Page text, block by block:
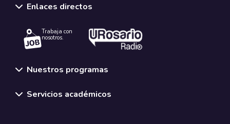
Enlaces directos
Trabaja con
nosotros.
Nuestros programas
Servicios académicos